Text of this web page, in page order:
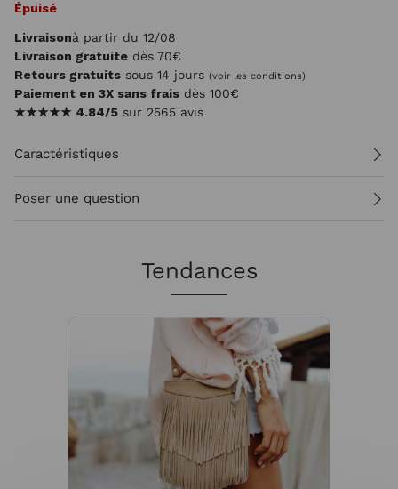
Épuisé
Livraisonà partir du 12/08
Livraison gratuite dès 70€
Retours gratuits sous 14 jours (voir les conditions)
Paiement en 3X sans frais dès 100€
★★★★★ 4.84/5 sur 2565 avis
Caractéristiques
Poser une question
Tendances